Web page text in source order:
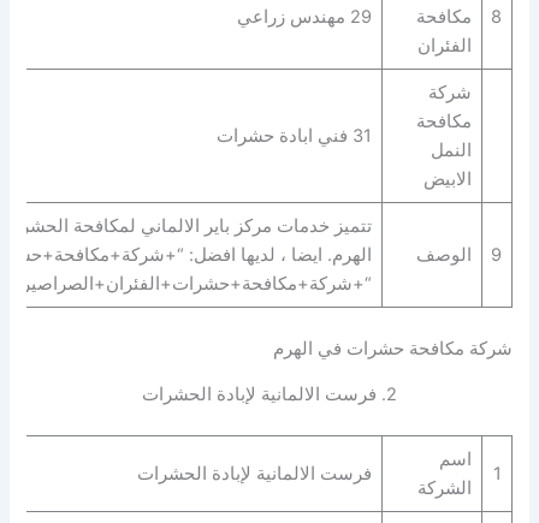
8
مكافحة
الفئران
29 مهندس زراعي
شركة
مكافحة
النمل
الابيض
31 فني ابادة حشرات
9 الوصف
تتميز خدمات مركز باير الالماني لمكافحة
الهرم. ايضا ، لديها افضل:
شركة مكافحة حشرات في الهرم
2. فرست الالمانية لإبادة الحشرات
1
اسم
الشركة
فرست الالمانية لإبادة الحشرات